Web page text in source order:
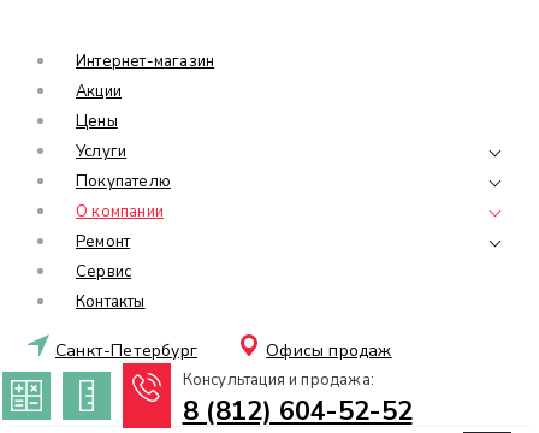
Интернет-магазин
Акции
Цены
Услуги
Покупателю
О компании
Ремонт
Сервис
Контакты
Санкт-Петербург Офисы продаж
Консультация и продажа:
8 (812) 604-52-52